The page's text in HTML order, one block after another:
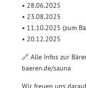
• 28.06.2025
• 23.08.2025
• 11.10.2025 (zum
• 20.12.2025
🔗 Alle Infos zur
baeren.de/sauna
Wir freuen uns